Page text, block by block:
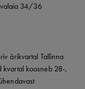
34/36
ärikvartal Tallinna
kvartal koosneb 28-,